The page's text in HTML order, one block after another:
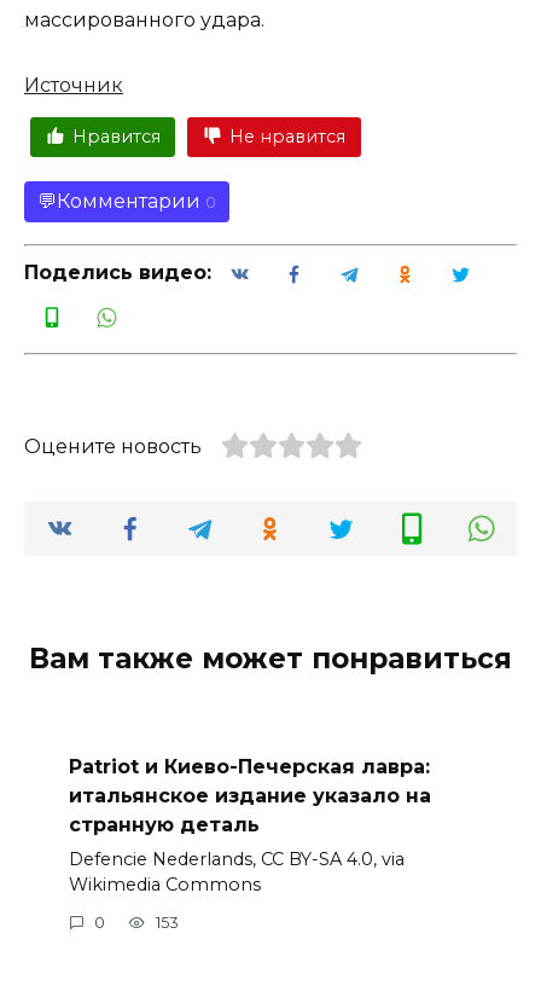
массированного удара.
Источник
Нравится Не нравится
Комментарии 0
Поделись видео:
Оцените новость
Вам также может понравиться
Patriot и Киево-Печерская лавра:
итальянское издание указало на
странную деталь
Defencie Nederlands, CC BY-SA 4.0, via
Wikimedia Commons
0 153